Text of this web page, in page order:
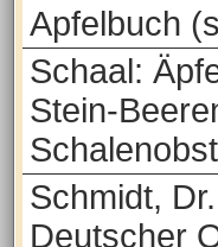
Apfelbuch
Schaal:
Stein-
Schmidt,
Deutscher